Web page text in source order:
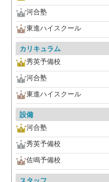
河合塾
東進ハイスクール
カリキュラム
秀英予備校
河合塾
東進ハイスクール
設備
河合塾
秀英予備校
佐鳴予備校